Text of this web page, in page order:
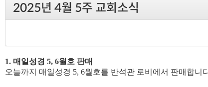
2025년 4월 5주 교회소식
1. 매일성경 5, 6월호 판매
오늘까지 매일성경 5, 6월호를 반석관 로비에서 판매합니